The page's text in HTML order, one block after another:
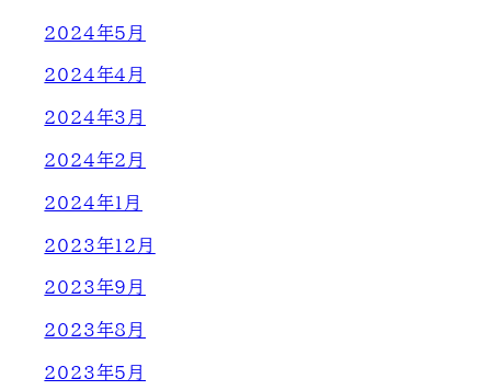
2024年5月
2024年4月
2024年3月
2024年2月
2024年1月
2023年12月
2023年9月
2023年8月
2023年5月